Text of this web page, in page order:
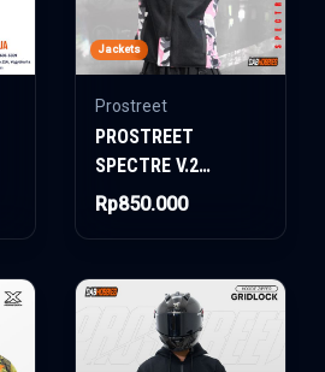
Jackets
Prostreet
PROSTREET
SPECTRE V.2
WOMAN AIR-TECH
Rp850.000